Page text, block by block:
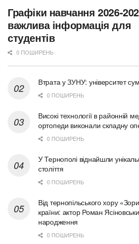
Графіки навчання 2026-
важлива інформація для
студентів
0 ПОШИРЕНЬ
Втрата у ЗУНУ: університет
0 ПОШИРЕНЬ
Високі технології в районній
ортопеди виконали складну
0 ПОШИРЕНЬ
У Тернополі віднайшли
століття
0 ПОШИРЕНЬ
Від тернопільського хору
країни: актор Роман
народження
0 ПОШИРЕНЬ